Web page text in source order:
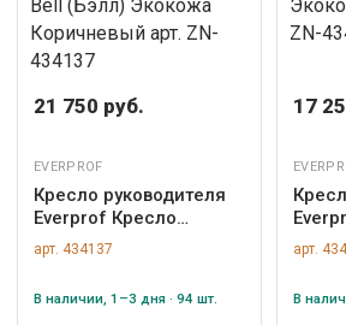
21 750 руб.
EVERPROF
Кресло руководителя
Everprof Кресло
руководителя Everprof
Bell (Бэлл) Экокожа
434137
арт. 434137
В наличии, 1–3 дня · 94 шт.
17
арт.
В